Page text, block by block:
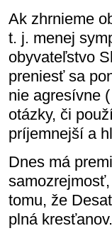
Ak zhrnieme
t. j. menej
obyvateľstvo
preniesť sa
nie agresívne
otázky, či
príjemnejší a
Dnes má
tomu, že
plná kresťanov.